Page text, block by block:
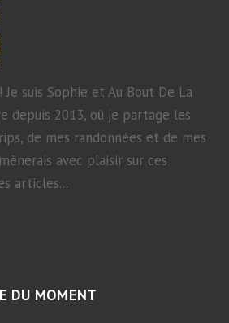
Je suis Sophie et Au Bout De La
depuis 2013, où je partage les
de mes randonnées et de mes
avec plaisir sur ces
articles...
DU MOMENT